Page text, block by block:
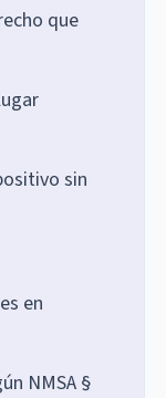
que
sin
en
NMSA §